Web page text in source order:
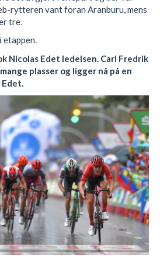
rytteren vant foran Aranburu, mens
tre.
etappen.
Nicolas Edet ledelsen. Carl Fredrik
plasser og ligger nå på en